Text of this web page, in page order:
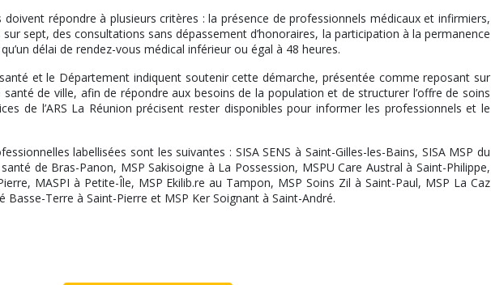
doivent répondre à plusieurs critères : la présence de professionnels médicaux et infirmiers,
sept, des consultations sans dépassement d’honoraires, la participation à la permanence
délai de rendez-vous médical inférieur ou égal à 48 heures.
et le Département indiquent soutenir cette démarche, présentée comme reposant sur
de ville, afin de répondre aux besoins de la population et de structurer l’offre de soins
de l’ARS La Réunion précisent rester disponibles pour informer les professionnels et le
labellisées sont les suivantes : SISA SENS à Saint-Gilles-les-Bains, SISA MSP du
de Bras-Panon, MSP Sakisoigne à La Possession, MSPU Care Austral à Saint-Philippe,
MASPI à Petite-Île, MSP Ekilib.re au Tampon, MSP Soins Zil à Saint-Paul, MSP La Caz
Basse-Terre à Saint-Pierre et MSP Ker Soignant à Saint-André.